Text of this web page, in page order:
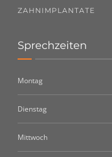
ZAHNIMPLANTATE
Sprechzeiten
Montag
Dienstag
Mittwoch